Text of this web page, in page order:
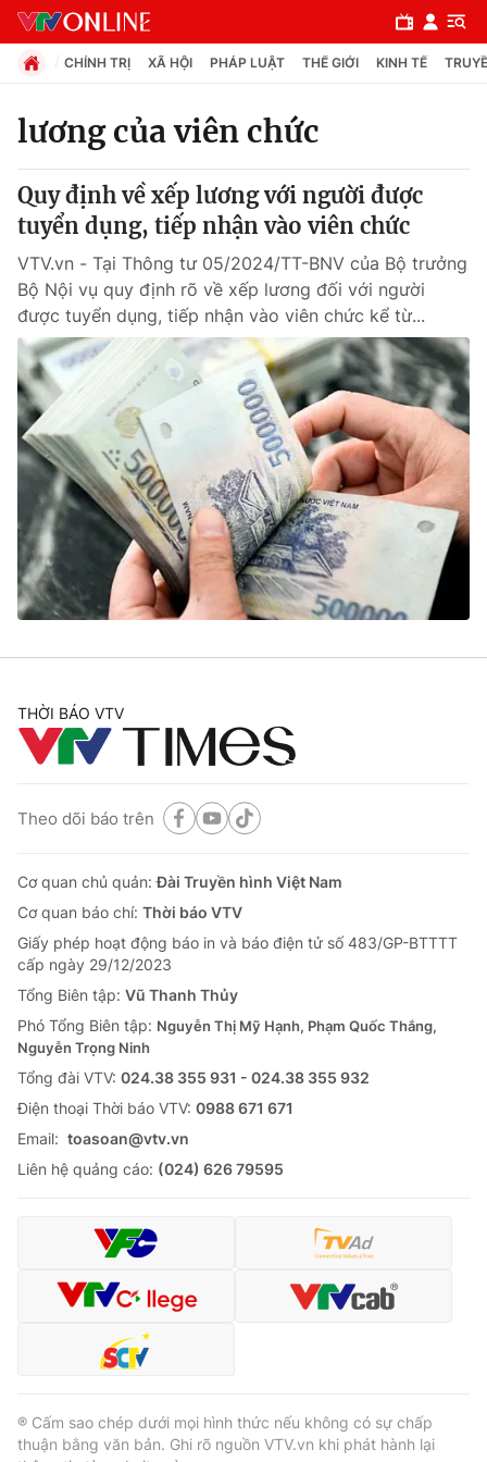
Chuyên mục
Chính trị
Xã hội
Pháp luật
Y tế
Thế giới
Tin tức
Thế giới đó đây
Câu chuyện quốc tế
Kinh tế
Tài chính
Thị trường
Góc doanh nghiệp
Dữ liệu và đời sống
Truyền hình
Phim VTV
Hậu trường
Giải sao mai
Giải trí
Điện ảnh
Âm nhạc
Du lịch
Làm đẹp
Chất lượng cuộc sống
Tuyển sinh
Học trực tuyến
Công nghệ
Hitech Công nghệ tương lai
Sản phẩm
Thị trường
Tư vấn
Giao lưu trực tuyến
Lịch phát sóng
Chuyên mục khác
Emagazine Podcast
Video Shorts video
VTV Money
VTV Sức khoẻ Bất động sản
CHÍNH TRỊ XÃ HỘI PHÁP LUẬT THẾ GIỚI KINH TẾ
lương của viên chức
Quy định về xếp lương với người được
tuyển dụng, tiếp nhận vào viên chức
VTV.vn - Tại Thông tư 05/2024/TT-BNV của Bộ trưởng
Bộ Nội vụ quy định rõ về xếp lương đối với người
được tuyển dụng, tiếp nhận vào viên chức kể từ...
THỜI BÁO VTV
Theo dõi báo trên
Cơ quan chủ quản:Đài Truyền hình Việt Nam
Cơ quan báo chí: Thời báo VTV
Giấy phép hoạt động báo in và báo điện tử số 483/GP-BTTTT
cấp ngày 29/12/2023
Tổng Biên tập: Vũ Thanh Thủy
Phó Tổng Biên tập: Nguyễn Thị Mỹ Hạnh, Phạm Quốc Thắng,
Nguyễn Trọng Ninh
Tổng đài VTV: 024.38 355 931 - 024.38 355 932
Ðiện thoại Thời báo VTV: 0988 671 671
Email: toasoan@vtv.vn
Liên hệ quảng cáo: (024) 626 79595
® Cấm sao chép dưới mọi hình thức nếu không có sự chấp
thuận bằng văn bản. Ghi rõ nguồn VTV.vn khi phát hành lại